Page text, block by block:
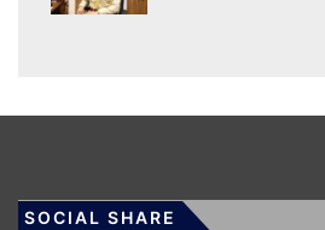
SOCIAL SHARE